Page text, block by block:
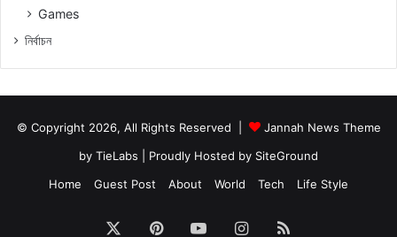
Games
নিৰ্বাচন
© Copyright 2026, All Rights Reserved |
Jannah News Theme
by TieLabs | Proudly Hosted by SiteGround
Home
Guest Post About World Tech Life Style
PinterestYouTubeInstagram